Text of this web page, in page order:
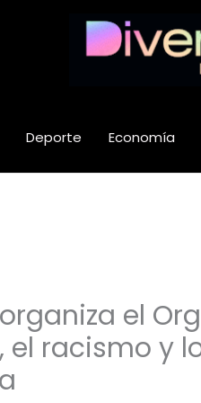
Deporte Economía
el
el racismo y